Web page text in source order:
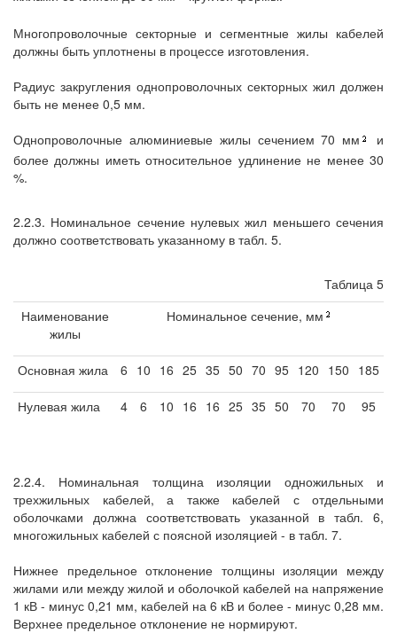
Многопроволочные секторные и сегментные жилы кабелей
должны быть уплотнены в процессе изготовления.
Радиус закругления однопроволочных секторных жил должен
быть не менее 0,5 мм.
Однопроволочные алюминиевые жилы сечением 70 мм
и
более должны иметь относительное удлинение не менее 30
%.
2.2.3. Номинальное сечение нулевых жил меньшего сечения
должно соответствовать указанному в табл. 5.
Таблица 5
Наименование
жилы
Номинальное сечение, мм
Основная жила 6 10 16 25 35 50 70 95 120 150 185
Нулевая жила 4 6 10 16 16 25 35 50 70 70 95
2.2.4. Номинальная толщина изоляции одножильных и
трехжильных кабелей, а также кабелей с отдельными
оболочками должна соответствовать указанной в табл. 6,
многожильных кабелей с поясной изоляцией - в табл. 7.
Нижнее предельное отклонение толщины изоляции между
жилами или между жилой и оболочкой кабелей на напряжение
1 кВ - минус 0,21 мм, кабелей на 6 кВ и более - минус 0,28 мм.
Верхнее предельное отклонение не нормируют.